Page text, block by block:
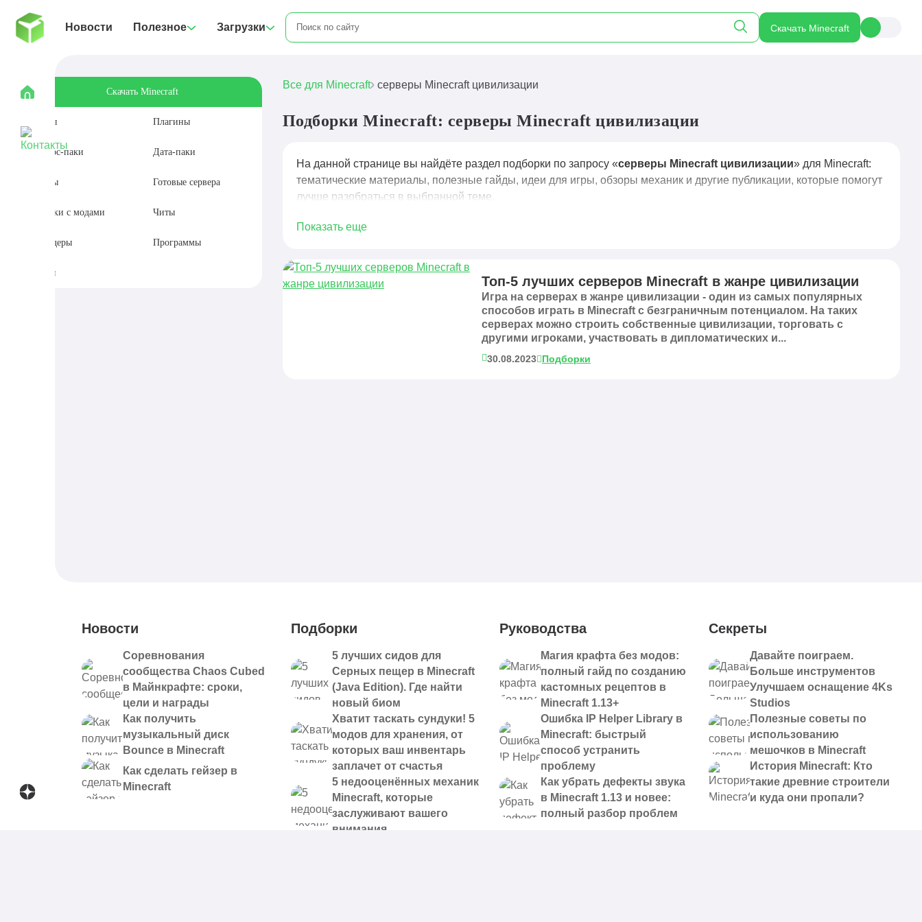
Новости Полезное Загрузки Скачать Minecraft
Скачать Minecraft
Моды Плагины
Ресурс-паки Дата-паки
Карты Готовые сервера
Сборки с модами Читы
Шейдеры Программы
Сиды
Все для Minecraft серверы Minecraft цивилизации
Подборки Minecraft: серверы Minecraft цивилизации
На данной странице вы найдёте раздел подборки по запросу «серверы Minecraft цивилизации» для Minecraft:
тематические материалы, полезные гайды, идеи для игры, обзоры механик и другие публикации, которые помогут
лучше разобраться в выбранной теме.
Показать еще
Топ-5 лучших серверов Minecraft в жанре цивилизации
Игра на серверах в жанре цивилизации - один из самых популярных
способов играть в Minecraft с безграничным потенциалом. На таких
серверах можно строить собственные цивилизации, торговать с
другими игроками, участвовать в дипломатических и...
30.08.2023 Подборки
Новости
Соревнования
сообщества Chaos Cubed
в Майнкрафте: сроки,
цели и награды
Как получить
музыкальный диск
Bounce в Minecraft
Как сделать гейзер в
Minecraft
Подборки
5 лучших сидов для
Серных пещер в Minecraft
(Java Edition). Где найти
новый биом
Хватит таскать сундуки! 5
модов для хранения, от
которых ваш инвентарь
заплачет от счастья
5 недооценённых механик
Minecraft, которые
заслуживают вашего
внимания
Руководства
Магия крафта без модов:
полный гайд по созданию
кастомных рецептов в
Minecraft 1.13+
Ошибка IP Helper Library в
Minecraft: быстрый
способ устранить
проблему
Как убрать дефекты звука
в Minecraft 1.13 и новее:
полный разбор проблем
Секреты
Давайте поиграем.
Больше инструментов
Улучшаем оснащение 4Ks
Studios
Полезные советы по
использованию
мешочков в Minecraft
История Minecraft: Кто
такие древние строители
и куда они пропали?